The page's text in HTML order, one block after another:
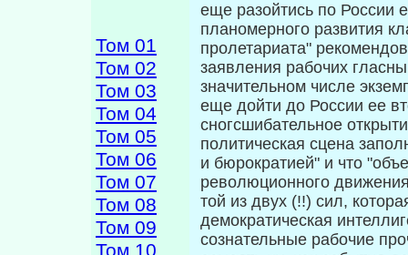
Том 01
Том 02
Том 03
Том 04
Том 05
Том 06
Том 07
Том 08
Том 09
Том 10
еще разойтись по России
планомерного разви­тия
пролетариата"
заявления рабочих
значительном числе
еще дойти до России ее
сногсшибатель­ное
политическая сцена
и бюрократией" и что
революционного
той из двух (!!) сил,
демократическая
сознательные рабочие